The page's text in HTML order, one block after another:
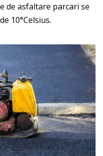
de asfaltare parcari se
10°Celsius.